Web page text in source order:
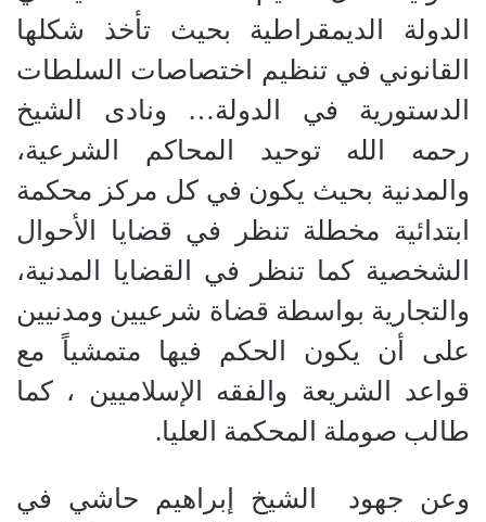
الدولة الديمقراطية بحيث تأخذ شكلها
القانوني في تنظيم اختصاصات السلطات
الدستورية في الدولة… ونادى الشيخ
رحمه الله توحيد المحاكم الشرعية،
والمدنية بحيث يكون في كل مركز محكمة
ابتدائية مخطلة تنظر في قضايا الأحوال
الشخصية كما تنظر في القضايا المدنية،
والتجارية بواسطة قضاة شرعيين ومدنيين
على أن يكون الحكم فيها متمشياً مع
قواعد الشريعة والفقه الإسلاميين ، كما
طالب صوملة المحكمة العليا.
وعن جهود
الشيخ إبراهيم حاشي في